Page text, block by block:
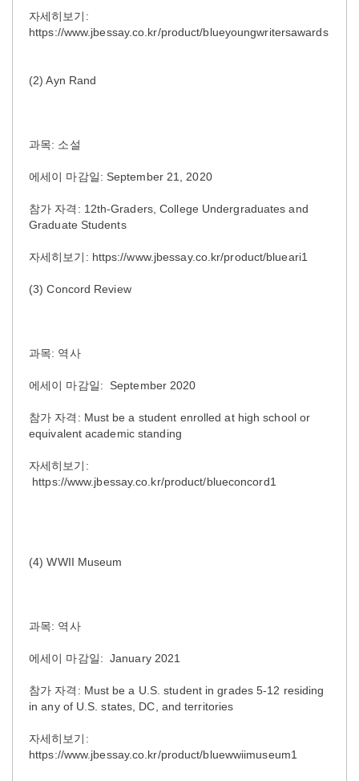
자세히보기:
https://www.jbessay.co.kr/product/blueyoungwritersawards
(2) Ayn Rand
과목: 소설
에세이 마감일: September 21, 2020
참가 자격: 12th-Graders, College Undergraduates and
Graduate Students
자세히보기: https://www.jbessay.co.kr/product/blueari1
(3) Concord Review
과목: 역사
에세이 마감일: September 2020
참가 자격: Must be a student enrolled at high school or
equivalent academic standing
자세히보기:
https://www.jbessay.co.kr/product/blueconcord1
(4) WWII Museum
과목: 역사
에세이 마감일: January 2021
참가 자격: Must be a U.S. student in grades 5-12 residing
in any of U.S. states, DC, and territories
자세히보기:
https://www.jbessay.co.kr/product/bluewwiimuseum1